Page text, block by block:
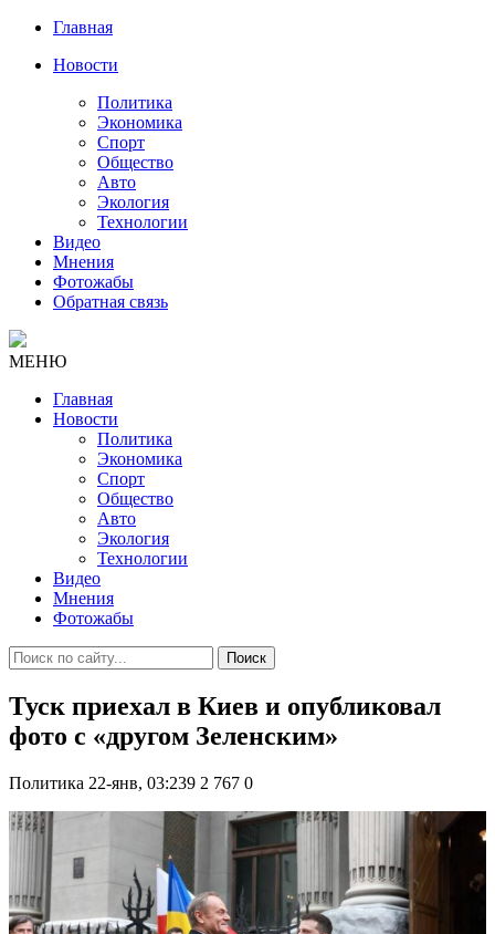
Главная
Новости
Политика
Экономика
Спорт
Общество
Авто
Экология
Технологии
Видео
Мнения
Фотожабы
Обратная связь
МЕНЮ
Главная
Новости
Политика
Экономика
Спорт
Общество
Авто
Экология
Технологии
Видео
Мнения
Фотожабы
Поиск
Туск приехал в Киев и опубликовал
фото с «другом Зеленским»
Политика 22-янв, 03:239 2 767 0